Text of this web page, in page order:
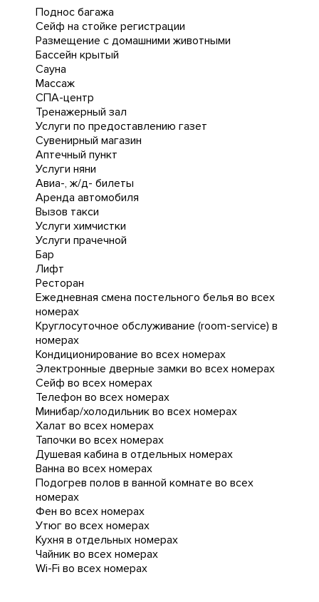
Поднос багажа
Сейф на стойке регистрации
Размещение с домашними животными
Бассейн крытый
Сауна
Массаж
СПА-центр
Тренажерный зал
Услуги по предоставлению газет
Сувенирный магазин
Аптечный пункт
Услуги няни
Авиа-, ж/д- билеты
Аренда автомобиля
Вызов такси
Услуги химчистки
Услуги прачечной
Бар
Лифт
Ресторан
Ежедневная cмена постельного белья во всех
номерах
Круглосуточное обслуживание (room-service) в
номерах
Кондиционирование во всех номерах
Электронные дверные замки во всех номерах
Сейф во всех номерах
Телефон во всех номерах
Минибар/холодильник во всех номерах
Халат во всех номерах
Тапочки во всех номерах
Душевая кабина в отдельных номерах
Ванна во всех номерах
Подогрев полов в ванной комнате во всех
номерах
Фен во всех номерах
Утюг во всех номерах
Кухня в отдельных номерах
Чайник во всех номерах
Wi-Fi во всех номерах